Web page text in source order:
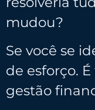
mudou?
Se você se
de esforço.
gestão